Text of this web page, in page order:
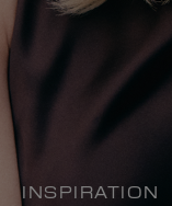
INSPIRATION